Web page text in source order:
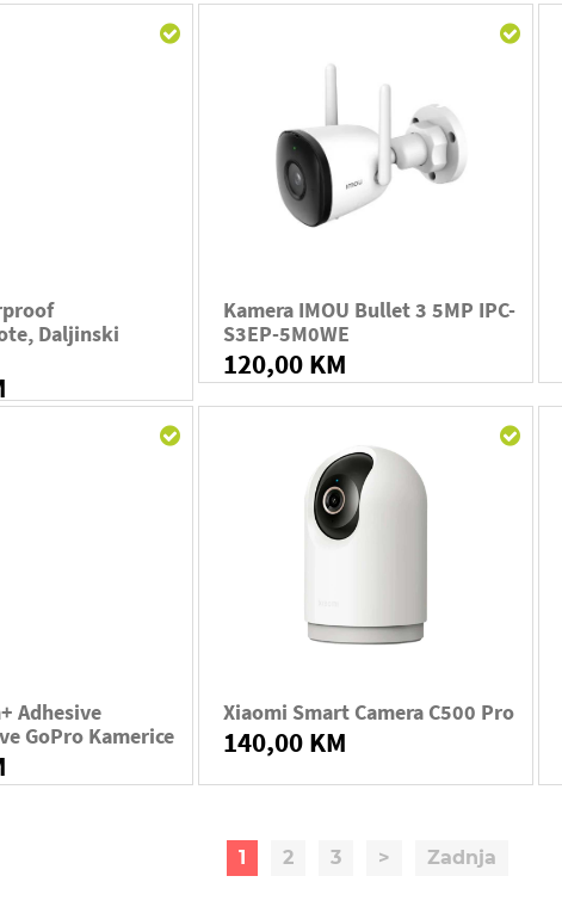
Daljinski
Kamera IMOU Bullet 3 5MP IPC-
S3EP-5M0WE
120,00 KM
Adhesive
GoPro Kamerice
Xiaomi Smart Camera C500 Pro
140,00 KM
1 2 3 > Zadnja